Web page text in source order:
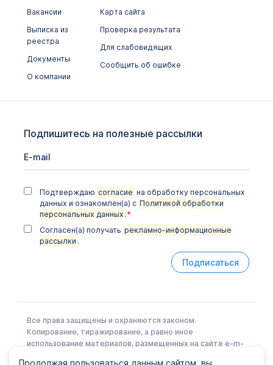
Онкомаркеры
Химико-токсикологические исследования
Цитологические исследования
Вакансии
Выписка из
реестра
Документы
О компании
Карта сайта
Проверка результата
Для слабовидящих
Сообщить об ошибке
Подпишитесь на полезные рассылки
Подтверждаю согласие на обработку персональных
данных и ознакомлен(а) с Политикой обработки
персональных данных .*
Согласен(а) получать рекламно-информационные
рассылки .
Подписаться
Все права защищены и охраняются законом.
Копирование, тиражирование, а равно иное
использование материалов, размещенных на сайте e-m-
Продолжая пользоваться данным сайтом, вы